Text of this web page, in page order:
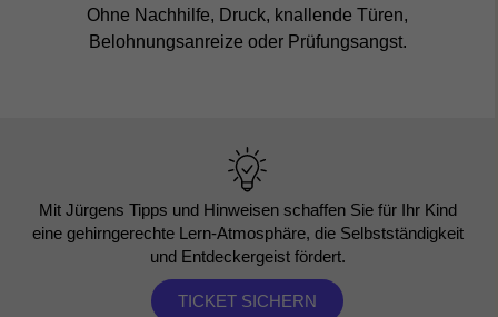
Ohne Nachhilfe, Druck, knallende Türen,
Belohnungsanreize oder Prüfungsangst.
Mit Jürgens Tipps und Hinweisen schaffen Sie für Ihr Kind
eine gehirngerechte Lern-Atmosphäre, die Selbstständigkeit
und Entdeckergeist fördert.
TICKET SICHERN